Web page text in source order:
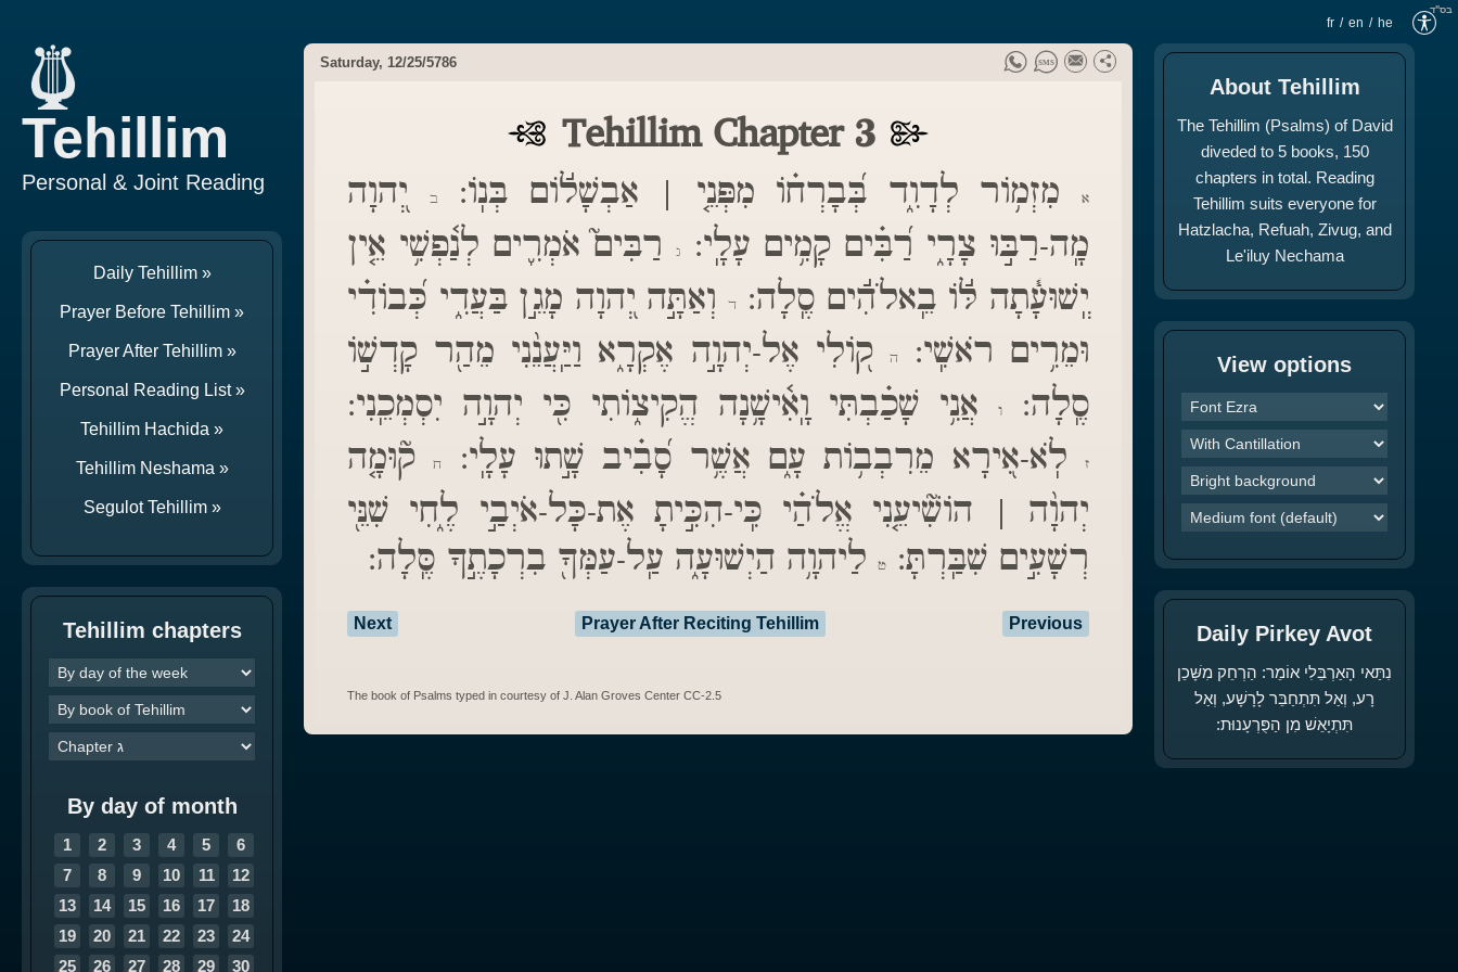
בס"ד
he
en
fr
Tehillim
Personal & Joint Reading
Daily Tehillim »
Prayer Before Tehillim »
Prayer After Tehillim »
Personal Reading List »
Tehillim Hachida »
Tehillim Neshama »
Segulot Tehillim »
Tehillim chapters
By day of month
1 2 3 4 5
6
7
8 9 10 11
12
13
14 15 16 17
18
19
20 21 22 23
24
25
26 27 28 29 30
Saturday, 12/25/5786
Tehillim Chapter 3
אמִזְמ֥וֹר לְדָוִ֑ד בְּ֝בָרְח֗וֹ מִפְּנֵ֤י | אַבְשָׁל֬וֹם בְּנֽוֹ:ב
יְ֭הוָה
מָֽה-רַבּ֣וּ צָרָ֑י רַ֝בִּ֗ים קָמִ֥ים עָלָֽי:
גרַבִּים֮ אֹמְרִ֪ים לְנַ֫פְשִׁ֥י אֵ֤ין
יְֽשׁוּעָ֓תָה לּ֬וֹ בֵֽאלֹהִ֬ים סֶֽלָה:ד
וְאַתָּ֣ה יְ֭הוָה מָגֵ֣ן בַּעֲדִ֑י כְּ֝בוֹדִ֗י
וּמֵרִ֥ים רֹאשִֽׁי:ה
ק֭וֹלִי אֶל-יְהוָ֣ה אֶקְרָ֑א וַיַּֽעֲנֵ֨נִי מֵהַ֖ר קָדְשׁ֣וֹ
סֶֽלָה:
ו אֲנִ֥י שָׁכַ֗בְתִּי וָֽאִ֫ישָׁ֥נָה הֱקִיצ֑וֹתִי כִּ֖י יְהוָ֣ה יִסְמְכֵֽנִי:
זלֹֽא-אִ֭ירָא מֵרִבְב֥וֹת עָ֑ם אֲשֶׁ֥ר סָ֝בִ֗יב שָׁ֣תוּ עָלָֽי: חק֘וּמָ֤ה
יְהוָ֨ה | הוֹשִׁ֘יעֵ֤נִי אֱלֹהַ֗י כִּֽי-הִכִּ֣יתָ אֶת-כָּל-אֹיְבַ֣י לֶ֑חִי שִׁנֵּ֖י
רְשָׁעִ֣ים שִׁבַּֽרְתָּ:
ט לַיהוָ֥ה הַיְשׁוּעָ֑ה עַֽל-עַמְּךָ֖ בִרְכָתֶ֣ךָ סֶּֽלָה:
Previous
Next Prayer After Reciting Tehillim
The book of Psalms typed in courtesy of J. Alan Groves Center CC-2.5
About Tehillim
The Tehillim (Psalms) of David
diveded to 5 books, 150
chapters in total. Reading
Tehillim suits everyone for
Hatzlacha, Refuah, Zivug, and
Le'iluy Nechama
View options
Daily Pirkey Avot
נִתַּאי הָאַרְבֵּלִי אוֹמֵר: הַרְחֵק מִשָּׁכֵן
רָע, וְאַל תִּתְחַבֵּר לָרָשָׁע, וְאַל
תִּתְיָאֵשׁ מִן הַפֻּרְעָנוּת: